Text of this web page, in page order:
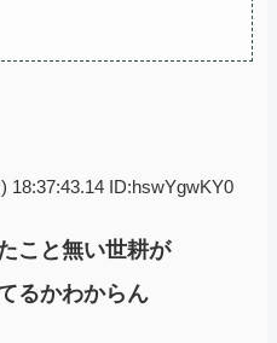
18:37:43.14 ID:hswYgwKY0
こと無い世耕が
るかわからん